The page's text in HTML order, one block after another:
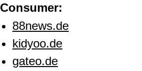
Consumer:
88news.de
kidyoo.de
gateo.de